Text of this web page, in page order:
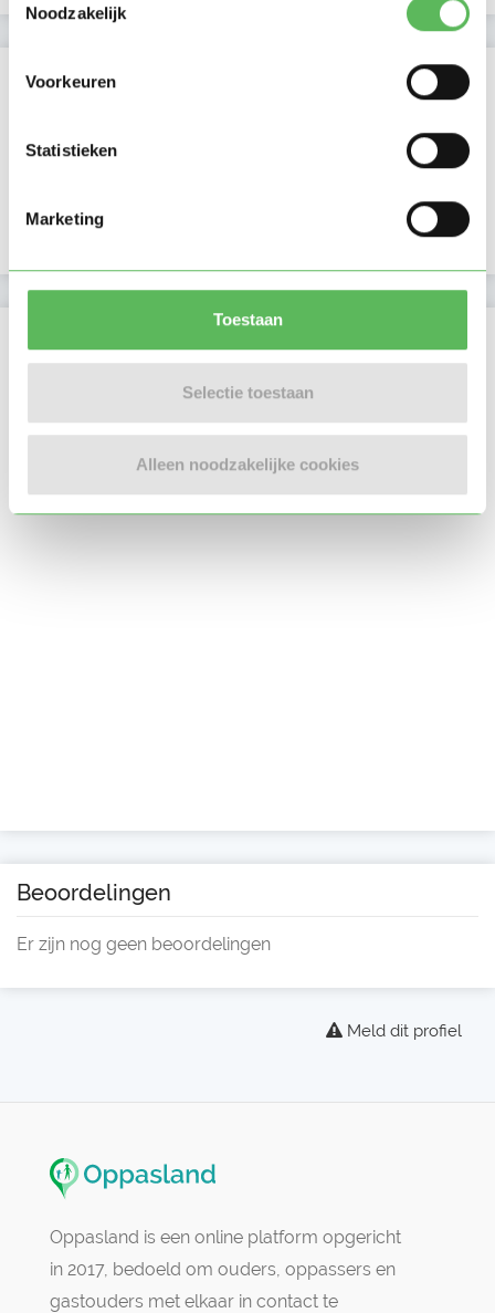
Noodzakelijk
Voorkeuren
Statistieken
Marketing
Toestaan
Selectie toestaan
Alleen noodzakelijke cookies
Verificaties
Google is gekoppeld
Beoordelingen
Er zijn nog geen beoordelingen
Meld dit profiel
Oppasland is een online platform opgericht
in 2017, bedoeld om ouders, oppassers en
gastouders met elkaar in contact te